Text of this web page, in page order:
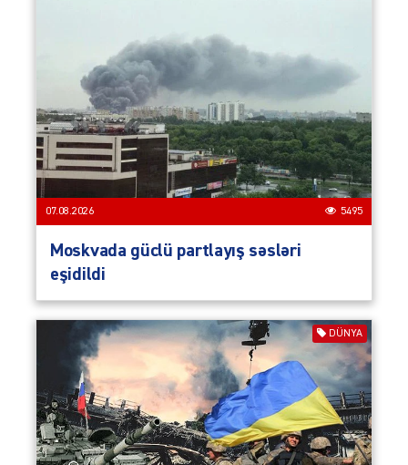
07.08.2026 5495
Moskvada güclü partlayış səsləri
eşidildi
DÜNYA